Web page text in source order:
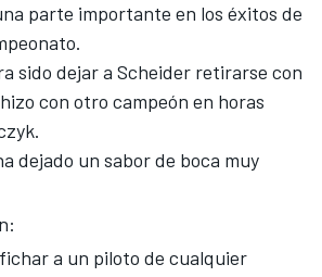
parte importante en los éxitos de
sido dejar a Scheider retirarse con
con otro campeón en horas
dejado un sabor de boca muy
a un piloto de cualquier